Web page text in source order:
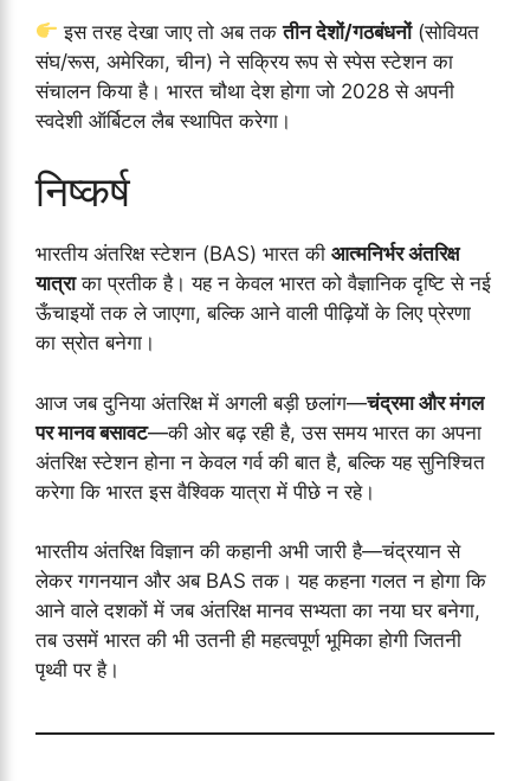
इस तरह देखा जाए तो अब तकतीन देशों/गठबंधनों(सोवियत
संघ/रूस, अमेरिका, चीन) ने सक्रिय रूप से स्पेस स्टेशन का
संचालन किया है। भारत चौथा देश होगा जो 2028 से अपनी
स्वदेशी ऑर्बिटल लैब स्थापित करेगा।
निष्कर्ष
भारतीय अंतरिक्ष स्टेशन (BAS) भारत की आत्मनिर्भर अंतरिक्ष
यात्राका प्रतीक है। यह न केवल भारत को वैज्ञानिक दृष्टि से नई
ऊँचाइयों तक ले जाएगा, बल्कि आने वाली पीढ़ियों के लिए प्रेरणा
का स्रोत बनेगा।
आज जब दुनिया अंतरिक्ष में अगली बड़ी छलांग—चंद्रमा और मंगल
पर मानव बसावट—की ओर बढ़ रही है, उस समय भारत का अपना
अंतरिक्ष स्टेशन होना न केवल गर्व की बात है, बल्कि यह सुनिश्चित
करेगा कि भारत इस वैश्विक यात्रा में पीछे न रहे।
भारतीय अंतरिक्ष विज्ञान की कहानी अभी जारी है—चंद्रयान से
लेकर गगनयान और अब BAS तक। यह कहना गलत न होगा कि
आने वाले दशकों में जब अंतरिक्ष मानव सभ्यता का नया घर बनेगा,
तब उसमें भारत की भी उतनी ही महत्वपूर्ण भूमिका होगी जितनी
पृथ्वी पर है।